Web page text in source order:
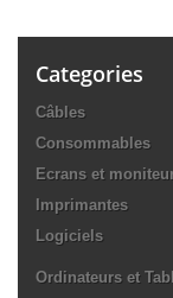
Categories
Câbles
Consommables
Ecrans et
Imprimantes
Logiciels
Ordinateurs et